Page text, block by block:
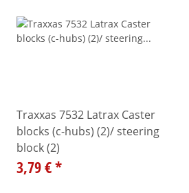
Traxxas 7532 Latrax Caster
blocks (c-hubs) (2)/ steering
block (2)
3,79 €*